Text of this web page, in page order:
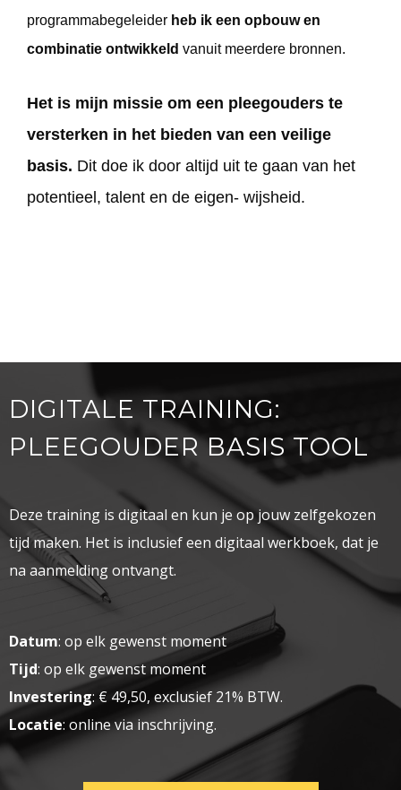
programmabegeleider heb ik een opbouw en
combinatie ontwikkeld vanuit meerdere bronnen.
Het is mijn missie om een pleegouders te
versterken in het bieden van een veilige
basis. Dit doe ik door altijd uit te gaan van het
potentieel, talent en de eigen- wijsheid.
DIGITALE TRAINING:
PLEEGOUDER BASIS TOOL
Deze training is digitaal en kun je op jouw zelfgekozen
tijd maken. Het is inclusief een digitaal werkboek, dat je
na aanmelding ontvangt.
Datum: op elk gewenst moment
Tijd: op elk gewenst moment
Investering: € 49,50, exclusief 21% BTW.
Locatie: online via inschrijving.